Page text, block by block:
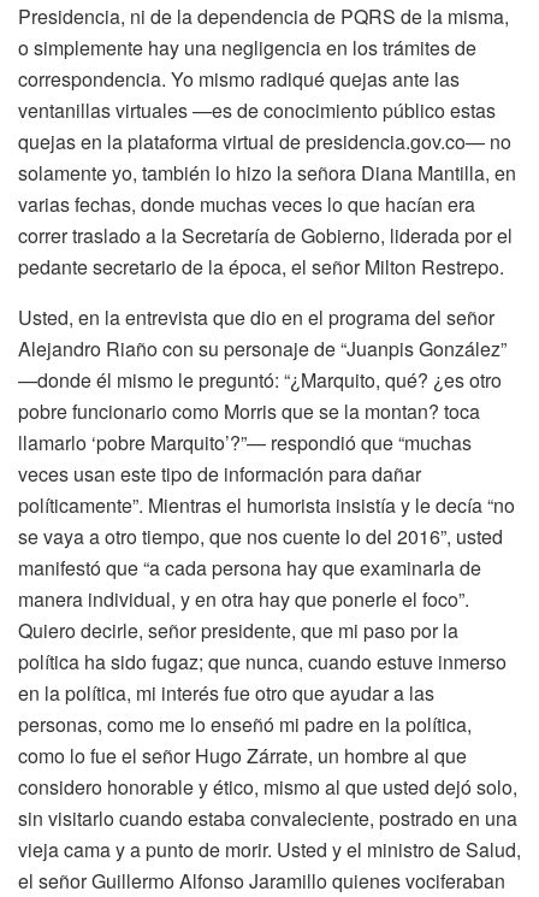
Presidencia, ni de la dependencia de PQRS de la misma,
o simplemente hay una negligencia en los trámites de
correspondencia. Yo mismo radiqué quejas ante las
ventanillas virtuales —es de conocimiento público estas
quejas en la plataforma virtual de presidencia.gov.co— no
solamente yo, también lo hizo la señora Diana Mantilla, en
varias fechas, donde muchas veces lo que hacían era
correr traslado a la Secretaría de Gobierno, liderada por el
pedante secretario de la época, el señor Milton Restrepo.
Usted, en la entrevista que dio en el programa del señor
Alejandro Riaño con su personaje de “Juanpis González”
—donde él mismo le preguntó: “¿Marquito, qué? ¿es otro
pobre funcionario como Morris que se la montan? toca
llamarlo ‘pobre Marquito’?”— respondió que “muchas
veces usan este tipo de información para dañar
políticamente”. Mientras el humorista insistía y le decía “no
se vaya a otro tiempo, que nos cuente lo del 2016”, usted
manifestó que “a cada persona hay que examinarla de
manera individual, y en otra hay que ponerle el foco”.
Quiero decirle, señor presidente, que mi paso por la
política ha sido fugaz; que nunca, cuando estuve inmerso
en la política, mi interés fue otro que ayudar a las
personas, como me lo enseñó mi padre en la política,
como lo fue el señor Hugo Zárrate, un hombre al que
considero honorable y ético, mismo al que usted dejó solo,
sin visitarlo cuando estaba convaleciente, postrado en una
vieja cama y a punto de morir. Usted y el ministro de Salud,
el señor Guillermo Alfonso Jaramillo quienes vociferaban